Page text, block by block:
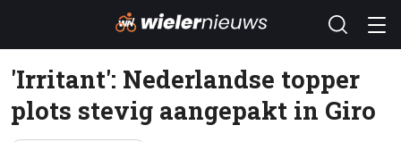
'Irritant': Nederlandse topper
plots stevig aangepakt in Giro